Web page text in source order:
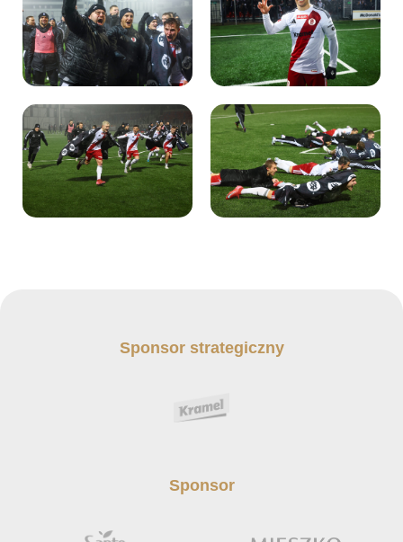
Sponsor strategiczny
Sponsor